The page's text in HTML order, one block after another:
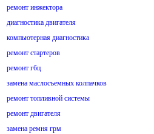
ремонт инжектора
диагностика двигателя
компьютерная диагностика
ремонт стартеров
ремонт гбц
замена маслосъемных колпачков
ремонт топливной системы
ремонт двигателя
замена ремня грм